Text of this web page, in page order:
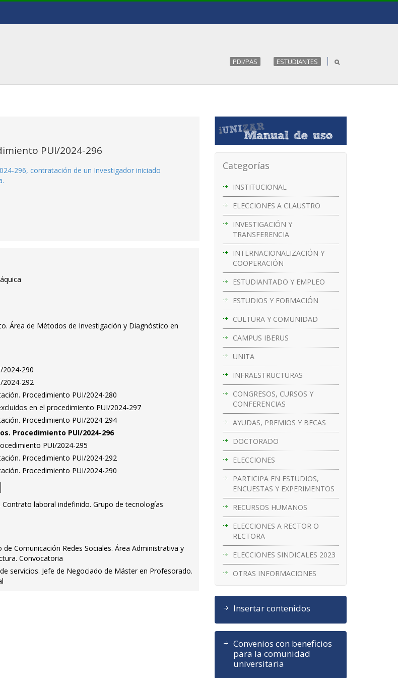
PDI/PAS ESTUDIANTES
Categorías
INSTITUCIONAL
ELECCIONES A CLAUSTRO
INVESTIGACIÓN Y
TRANSFERENCIA
INTERNACIONALIZACIÓN Y
COOPERACIÓN
ESTUDIANTADO Y EMPLEO
ESTUDIOS Y FORMACIÓN
CULTURA Y COMUNIDAD
CAMPUS IBERUS
UNITA
INFRAESTRUCTURAS
CONGRESOS, CURSOS Y
CONFERENCIAS
AYUDAS, PREMIOS Y BECAS
DOCTORADO
ELECCIONES
PARTICIPA EN ESTUDIOS,
ENCUESTAS Y EXPERIMENTOS
RECURSOS HUMANOS
ELECCIONES A RECTOR O
RECTORA
ELECCIONES SINDICALES 2023
OTRAS INFORMACIONES
Insertar contenidos
Convenios con beneficios
para la comunidad
universitaria
PUI/2024-296
296, contratación de un Investigador iniciado
Área de Métodos de Investigación y Diagnóstico en
2024-290
2024-292
Procedimiento PUI/2024-280
en el procedimiento PUI/2024-297
Procedimiento PUI/2024-294
Procedimiento PUI/2024-296
PUI/2024-295
Procedimiento PUI/2024-292
Procedimiento PUI/2024-290
laboral indefinido. Grupo de tecnologías
Comunicación Redes Sociales. Área Administrativa y
Convocatoria
servicios. Jefe de Negociado de Máster en Profesorado.